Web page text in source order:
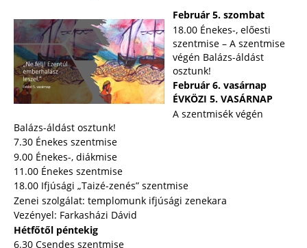
Február 5. szombat
18.00 Énekes-, előesti
szentmise – A szentmise
végén Balázs-áldást
osztunk!
Február 6. vasárnap
ÉVKÖZI 5. VASÁRNAP
A szentmisék végén
Balázs-áldást osztunk!
7.30 Énekes szentmise
9.00 Énekes-, diákmise
11.00 Énekes szentmise
18.00 Ifjúsági „Taizé-zenés” szentmise
Zenei szolgálat: templomunk ifjúsági zenekara
Vezényel: Farkasházi Dávid
Hétfőtől péntekig
6.30 Csendes szentmise